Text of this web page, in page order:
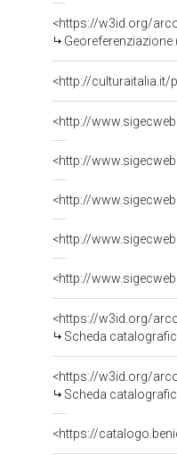
<https://w3id.org/
Georeferenziazione
<http://culturaitalia.it/
<http://
<http://
<http://
<http://
<http://
<https://w3id.org/
Scheda
<https://w3id.org/
Scheda
<https://